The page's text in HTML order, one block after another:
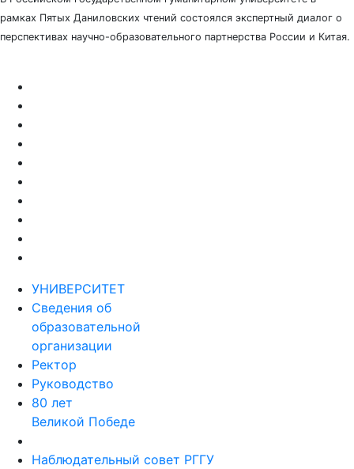
рамках Пятых Даниловских чтений состоялся экспертный диалог о
перспективах научно-образовательного партнерства России и Китая.
УНИВЕРСИТЕТ
Сведения об
образовательной
организации
Ректор
Руководство
80 лет
Великой Победе
Наблюдательный совет РГГУ